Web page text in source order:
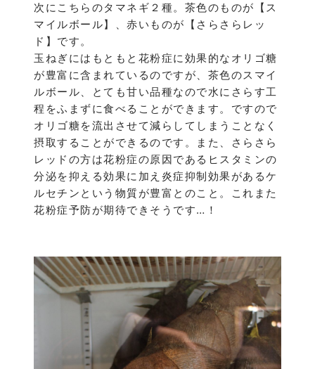
次にこちらのタマネギ２種。茶色のものが【ス
マイルボール】、赤いものが【さらさらレッ
ド】です。
玉ねぎにはもともと花粉症に効果的なオリゴ糖
が豊富に含まれているのですが、茶色のスマイ
ルボール、とても甘い品種なので水にさらす工
程をふまずに食べることができます。ですので
オリゴ糖を流出させて減らしてしまうことなく
摂取することができるのです。また、さらさら
レッドの方は花粉症の原因であるヒスタミンの
分泌を抑える効果に加え炎症抑制効果があるケ
ルセチンという物質が豊富とのこと。これまた
花粉症予防が期待できそうです…！